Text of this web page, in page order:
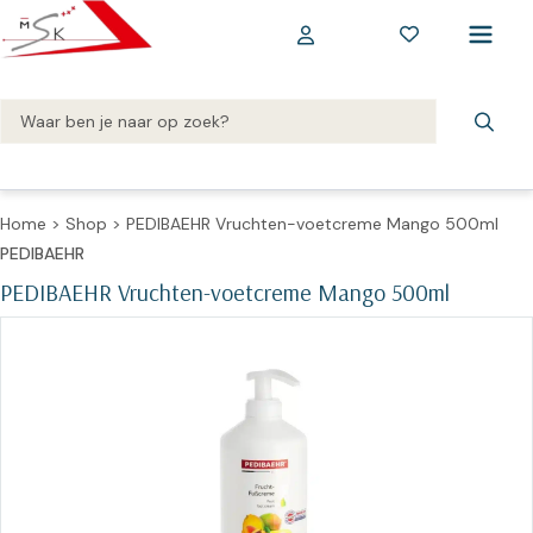
Home > Shop > PEDIBAEHR Vruchten-voetcreme Mango 500ml
PEDIBAEHR Vruchten-voetcreme Mango 500ml
PEDIBAEHR